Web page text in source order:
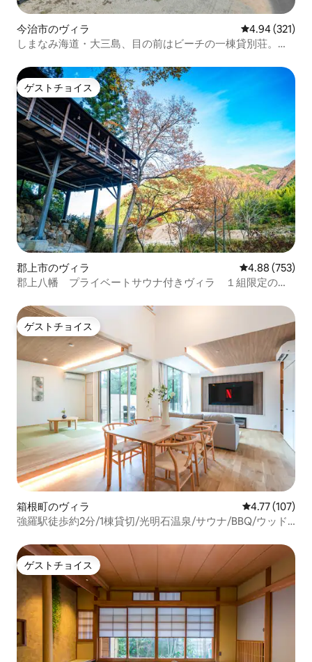
今治市のヴィラ レビュー321
4.94 (321)
しまなみ海道・大三島、目の前はビーチの一棟貸別荘。有
ゲストチョイス
ゲストチョイス
郡上市のヴィラ レビュー753
4.88 (753)
郡上八幡 プライベートサウナ付きヴィラ １組限定の貸
ゲストチョイス
ゲストチョイス
箱根町のヴィラ レビュー107
4.77 (107)
強羅駅徒歩約2分/1棟貸切/光明石温泉/サウナ/BBQ/ウッド
ゲストチョイス
ゲストチョイス